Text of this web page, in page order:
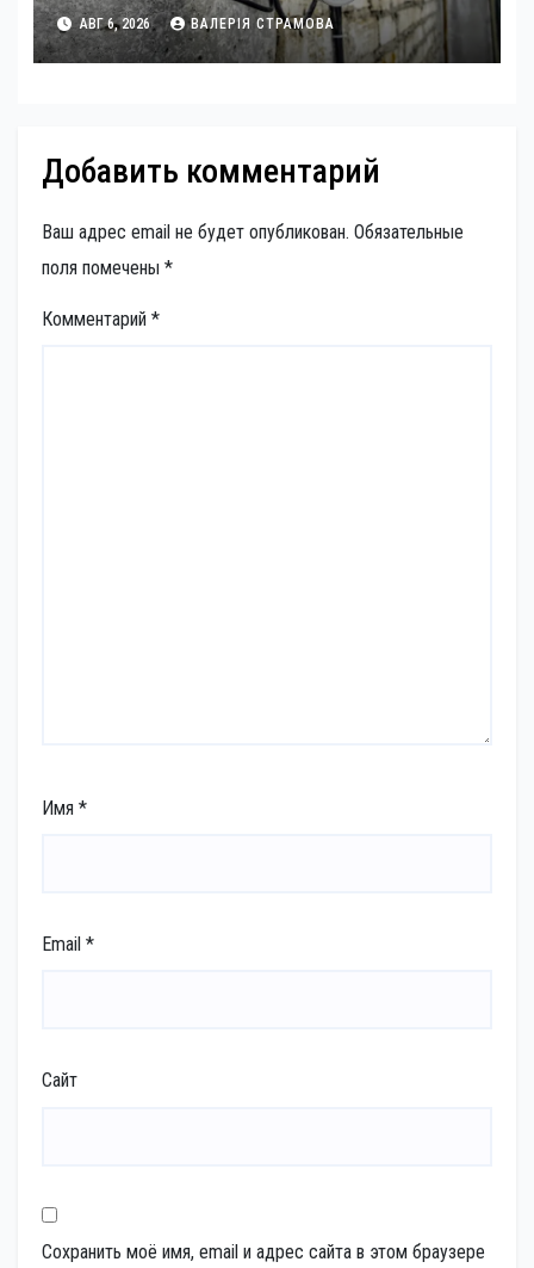
АВГ 6, 2026 ВАЛЕРІЯ СТРАМОВА
Добавить комментарий
Ваш адрес email не будет опубликован. Обязательные
поля помечены *
Комментарий *
Имя *
Email *
Сайт
Сохранить моё имя, email и адрес сайта в этом браузере